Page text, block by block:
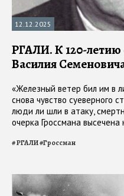
12.12.2025
РГАЛИ. К 120-
Василия
«Железный ветер бил им в
снова чувство суеверного
люди ли шли в атаку,
очерка Гроссмана
#РГАЛИ#Гроссман